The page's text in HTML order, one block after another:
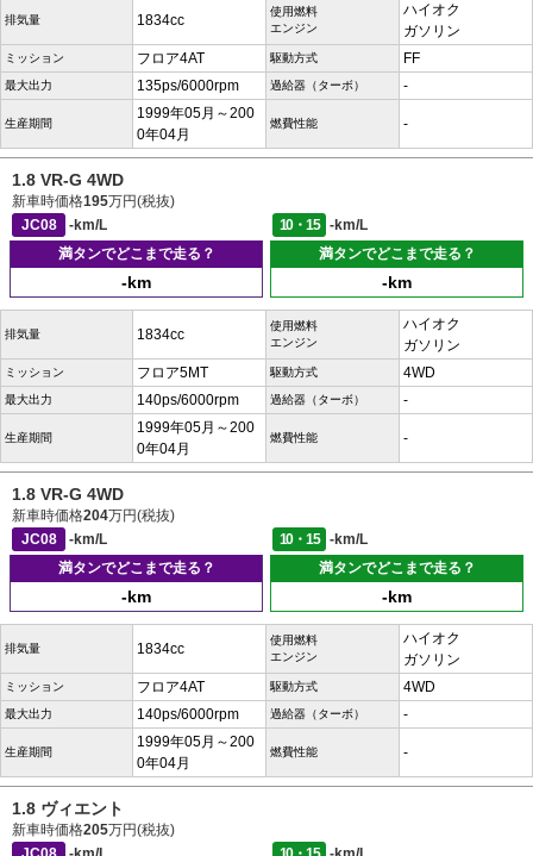
排気量 1834cc
使用燃料
エンジン
ハイオク
ガソリン
ミッション フロア4AT 駆動方式 FF
最大出力 135ps/6000rpm 過給器（ターボ） -
生産期間
1999年05月～200
0年04月
燃費性能 -
1.8 VR-G 4WD
新車時価格195万円(税抜)
JC08
-km/L 10・15
-km/L
満タンでどこまで走る？
-km
満タンでどこまで走る？
-km
排気量 1834cc
使用燃料
エンジン
ハイオク
ガソリン
ミッション フロア5MT 駆動方式 4WD
最大出力 140ps/6000rpm 過給器（ターボ） -
生産期間
1999年05月～200
0年04月
燃費性能 -
1.8 VR-G 4WD
新車時価格204万円(税抜)
JC08
-km/L 10・15
-km/L
満タンでどこまで走る？
-km
満タンでどこまで走る？
-km
排気量 1834cc
使用燃料
エンジン
ハイオク
ガソリン
ミッション フロア4AT 駆動方式 4WD
最大出力 140ps/6000rpm 過給器（ターボ） -
生産期間
1999年05月～200
0年04月
燃費性能 -
1.8 ヴィエント
新車時価格205万円(税抜)